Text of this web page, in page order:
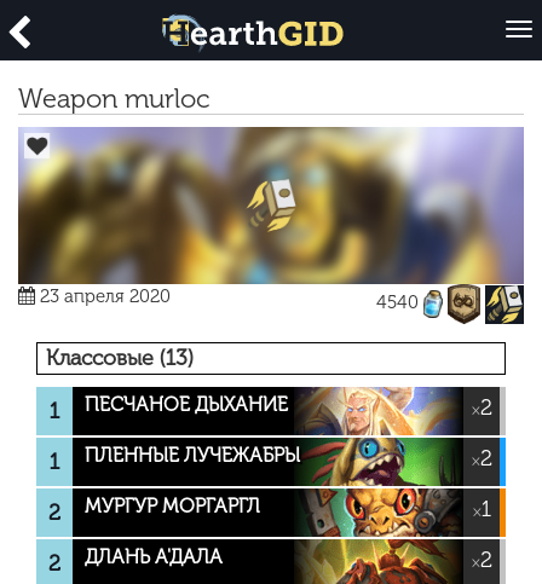
O
p
Weapon murloc
23 апреля 2020 4540
Классовые (13)
1
ПЕСЧАНОЕ ДЫХАНИЕ ×2
1 ПЛЕННЫЕ ЛУЧЕЖАБРЫ ×2
2 МУРГУР МОРГАРГЛ ×1
2 ДЛАНЬ А'ДАЛА ×2